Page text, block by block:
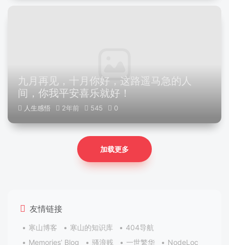
九月再见，十月你好，这路遥马急的人
间，你我平安喜乐就好！
人生感悟 2年前
加载更多
友情链接
寒山博客 寒山的知识库
404导航